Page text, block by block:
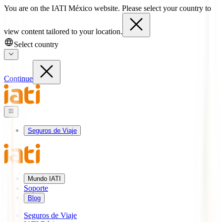
You are on the IATI México website. Please select your country to
view content tailored to your location.
Select country
Continue
Seguros de Viaje
Mundo IATI
Soporte
Blog
Seguros de Viaje